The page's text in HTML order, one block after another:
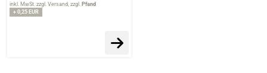
inkl. MwSt. zzgl. Versand zzgl.
Pfand
+ 0,25 EUR